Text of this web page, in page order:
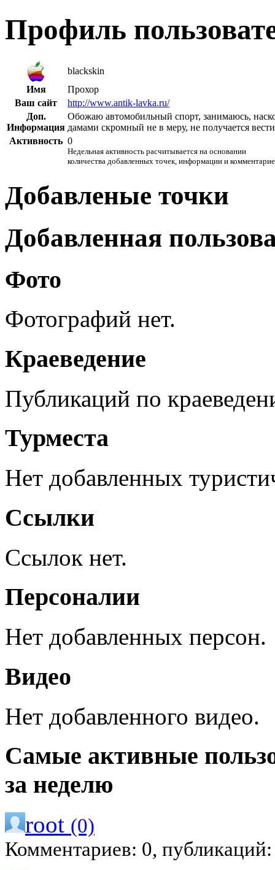
Профиль
blackskin
Имя
Прохор
Ваш сайт
http://www.antik-lavka.ru/
Доп.
Информация
Обожаю автомобильный спорт, занимаюсь,
дамами скромный не в меру, не получается
Активность 0
Недельная активность расчитывается на основании
количества добавленных точек, информации и
Добавленые точки
Добавленная
Фото
Фотографий нет.
Краеведение
Публикаций по
Турместа
Нет добавленных
Ссылки
Ссылок нет.
Персоналии
Нет добавленных персон.
Видео
Нет добавленного видео.
Самые активные
за неделю
root (0)
Комментариев: 0,